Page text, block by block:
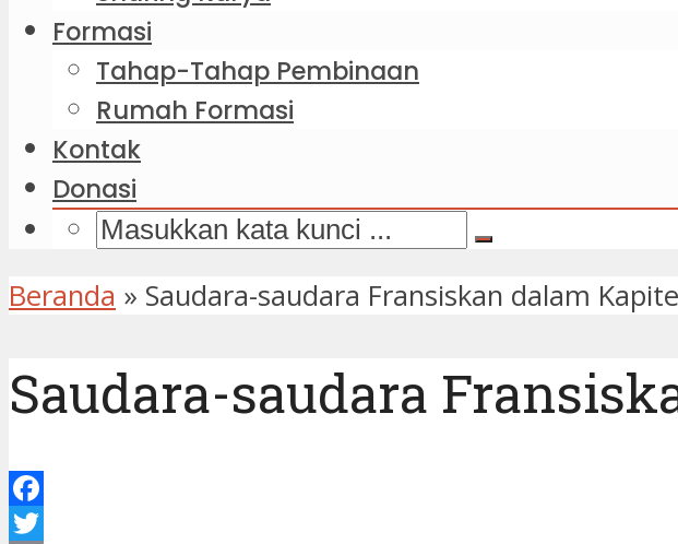
Formasi
Tahap-Tahap Pembinaan
Rumah Formasi
Kontak
Donasi
Beranda » Saudara-saudara Fransiskan dalam
Saudara-saudara
Facebook